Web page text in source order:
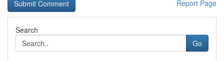
Report Page
Search
Go